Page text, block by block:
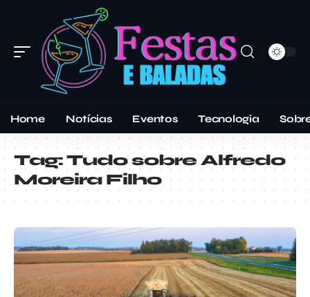
Home Notícias Eventos Tecnologia
Tag:Tudo sobre Alfredo
Moreira Filho